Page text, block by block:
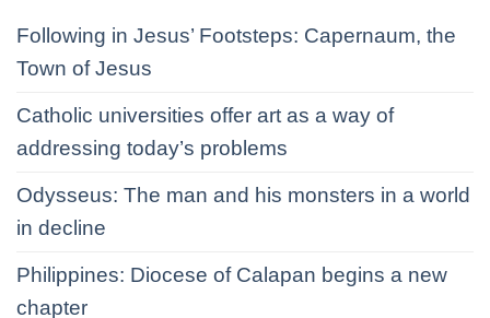
Following in Jesus’ Footsteps: Capernaum, the
Town of Jesus
Catholic universities offer art as a way of
addressing today’s problems
Odysseus: The man and his monsters in a world
in decline
Philippines: Diocese of Calapan begins a new
chapter